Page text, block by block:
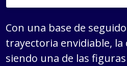
Con una base de
trayectoria envidiable, la
siendo una de las